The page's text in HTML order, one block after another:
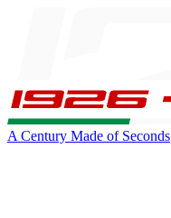
A Century Made of Seconds